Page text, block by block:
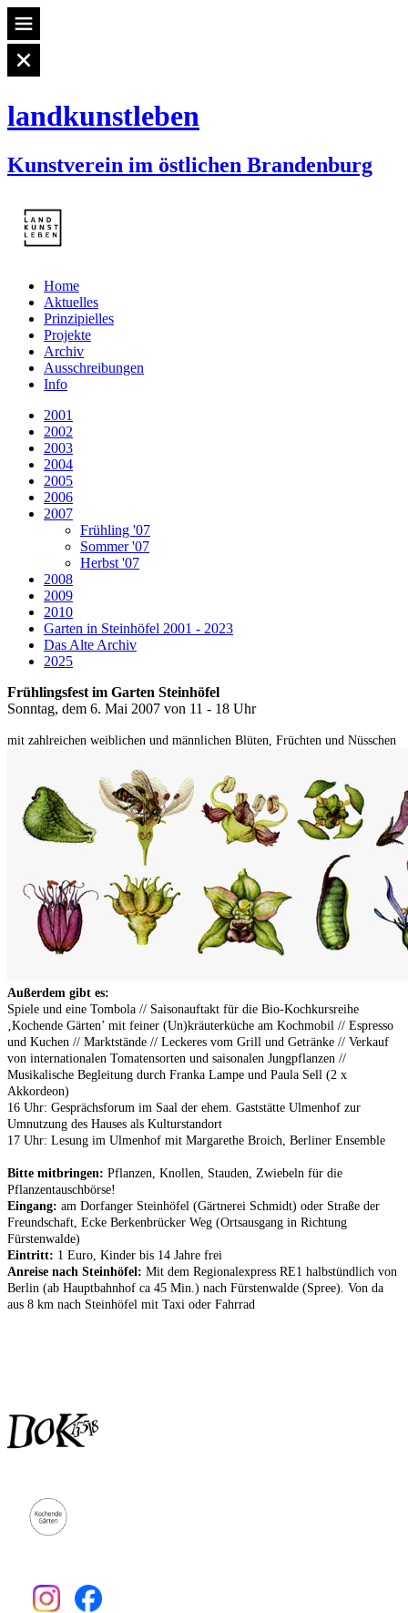
landkunstleben
Kunstverein im östlichen Brandenburg
Home
Aktuelles
Prinzipielles
Projekte
Archiv
Ausschreibungen
Info
2001
2002
2003
2004
2005
2006
2007
Frühling '07
Sommer '07
Herbst '07
2008
2009
2010
Garten in Steinhöfel 2001 - 2023
Das Alte Archiv
2025
Frühlingsfest im Garten Steinhöfel
Sonntag, dem 6. Mai 2007 von 11 - 18 Uhr
mit zahlreichen weiblichen und männlichen Blüten, Früchten und Nüsschen
Außerdem gibt es:
Spiele und eine Tombola // Saisonauftakt für die Bio-Kochkursreihe
‚Kochende Gärten’ mit feiner (Un)kräuterküche am Kochmobil // Espresso
und Kuchen // Marktstände // Leckeres vom Grill und Getränke // Verkauf
von internationalen Tomatensorten und saisonalen Jungpflanzen //
Musikalische Begleitung durch Franka Lampe und Paula Sell (2 x
Akkordeon)
16 Uhr: Gesprächsforum im Saal der ehem. Gaststätte Ulmenhof zur
Umnutzung des Hauses als Kulturstandort
17 Uhr: Lesung im Ulmenhof mit Margarethe Broich, Berliner Ensemble
Bitte mitbringen: Pflanzen, Knollen, Stauden, Zwiebeln für die
Pflanzentauschbörse!
Eingang: am Dorfanger Steinhöfel (Gärtnerei Schmidt) oder Straße der
Freundschaft, Ecke Berkenbrücker Weg (Ortsausgang in Richtung
Fürstenwalde)
Eintritt: 1 Euro, Kinder bis 14 Jahre frei
Anreise nach Steinhöfel: Mit dem Regionalexpress RE1 halbstündlich von
Berlin (ab Hauptbahnhof ca 45 Min.) nach Fürstenwalde (Spree). Von da
aus 8 km nach Steinhöfel mit Taxi oder Fahrrad